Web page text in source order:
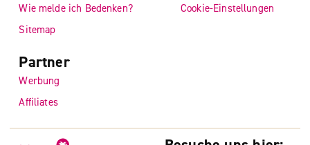
Wie melde ich Bedenken?
Sitemap
Cookie-Einstellungen
Partner
Werbung
Affiliates